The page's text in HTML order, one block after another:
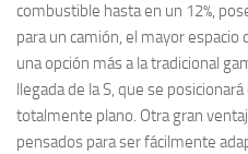
combustible hasta en un 12%,
para un camión, el mayor
una opción más a la tradicional
llegada de la S, que se
totalmente plano. Otra gran
pensados para ser fácilmente